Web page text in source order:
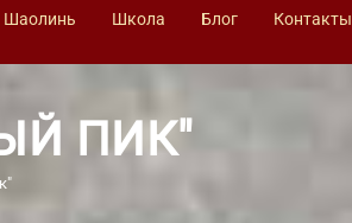
Шаолинь Школа Блог Контакты
ПИК"